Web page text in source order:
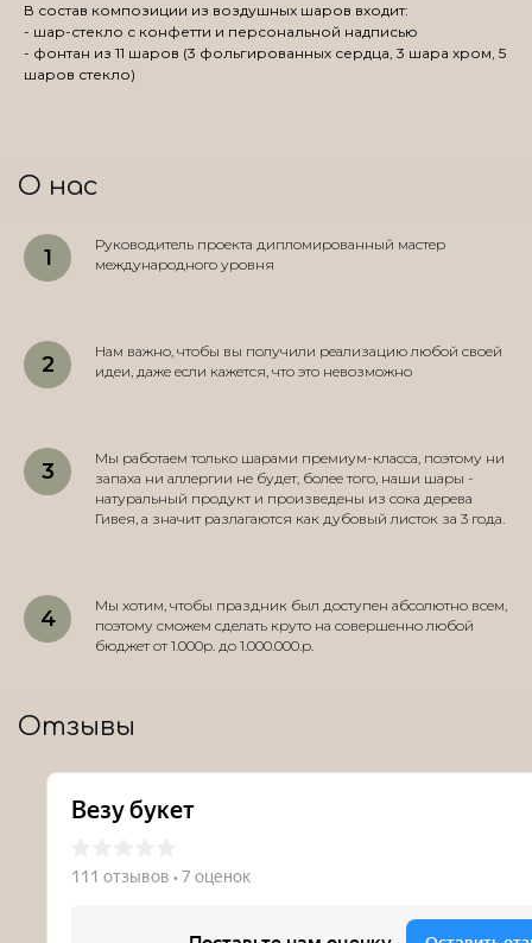
В состав композиции из воздушных шаров входит:
- шар-стекло с конфетти и персональной надписью
- фонтан из 11 шаров (3 фольгированных сердца, 3 шара хром, 5
шаров стекло)
О нас
Руководитель проекта дипломированный мастер
международного уровня
Нам важно, чтобы вы получили реализацию любой своей
идеи, даже если кажется, что это невозможно
Мы работаем только шарами премиум-класса, поэтому ни
запаха ни аллергии не будет, более того, наши шары -
натуральный продукт и произведены из сока дерева
Гивея, а значит разлагаются как дубовый листок за 3 года.
Мы хотим, чтобы праздник был доступен абсолютно всем,
поэтому сможем сделать круто на совершенно любой
бюджет от 1.000р. до 1.000.000.р.
Отзывы